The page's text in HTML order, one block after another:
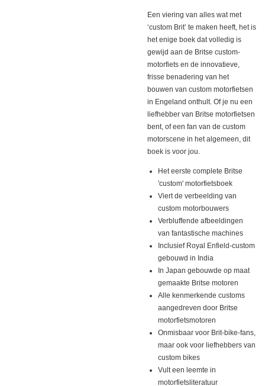
Een viering van alles wat met
‘custom Brit’ te maken heeft, het is
het enige boek dat volledig is
gewijd aan de Britse custom-
motorfiets en de innovatieve,
frisse benadering van het
bouwen van custom motorfietsen
in Engeland onthult. Of je nu een
liefhebber van Britse motorfietsen
bent, of een fan van de custom
motorscene in het algemeen, dit
boek is voor jou.
Het eerste complete Britse
'custom' motorfietsboek
Viert de verbeelding van
custom motorbouwers
Verbluffende afbeeldingen
van fantastische machines
Inclusief Royal Enfield-custom
gebouwd in India
In Japan gebouwde op maat
gemaakte Britse motoren
Alle kenmerkende customs
aangedreven door Britse
motorfietsmotoren
Onmisbaar voor Brit-bike-fans,
maar ook voor liefhebbers van
custom bikes
Vult een leemte in
motorfietsliteratuur